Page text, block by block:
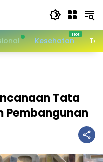
Kesehatan
Tata
Pembangunan